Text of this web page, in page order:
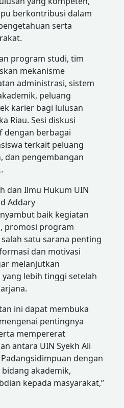
berkontribusi dalam
serta
program studi, tim
mekanisme
administrasi, sistem
peluang
karier bagi lulusan
Riau. Sesi diskusi
dengan berbagai
terkait peluang
dan pengembangan
dan Ilmu Hukum UIN
Addary
baik kegiatan
promosi program
satu sarana penting
dan motivasi
melanjutkan
lebih tinggi setelah
ini dapat membuka
pentingnya
mempererat
antara UIN Syekh Ali
dengan
bidang akademik,
kepada masyarakat,”